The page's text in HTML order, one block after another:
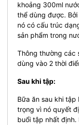
khoảng 300ml
thể dùng được. Bởi
nó có cấu trúc
sản phẩm trong
Thông thường các
dùng vào 2 thời
Sau khi tập:
Bữa ăn sau khi
trọng vì nó quyết
buổi tập nhất định.